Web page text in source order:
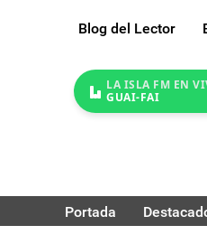
Blog del Lector
LA ISLA FM EN
GUAI-FAI
Portada